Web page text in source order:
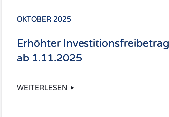
OKTOBER 2025
Erhöhter Investitionsfreibetrag
ab 1.11.2025
WEITERLESEN